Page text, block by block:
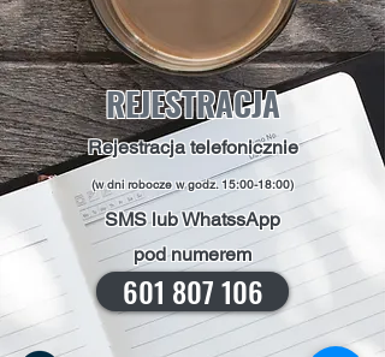
REJESTRACJA
Rejestracja telefonicznie
(w dni robocze w godz. 15:00-18:00)
SMS lub WhatssApp
pod numerem
601 807 106